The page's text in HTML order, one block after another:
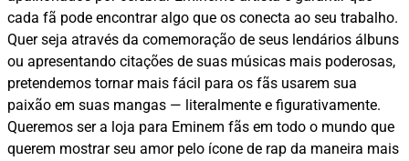
cada fã pode encontrar algo que os conecta ao seu trabalho.
Quer seja através da comemoração de seus lendários álbuns
ou apresentando citações de suas músicas mais poderosas,
pretendemos tornar mais fácil para os fãs usarem sua
paixão em suas mangas — literalmente e figurativamente.
Queremos ser a loja para Eminem fãs em todo o mundo que
querem mostrar seu amor pelo ícone de rap da maneira mais